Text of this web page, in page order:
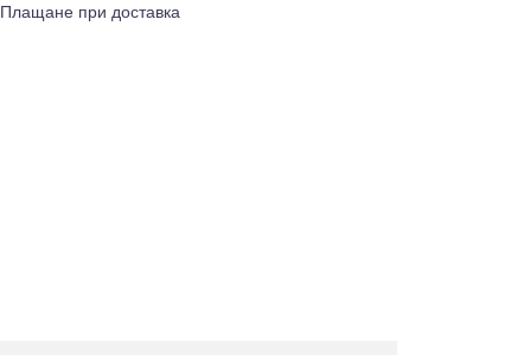
Плащане при доставка